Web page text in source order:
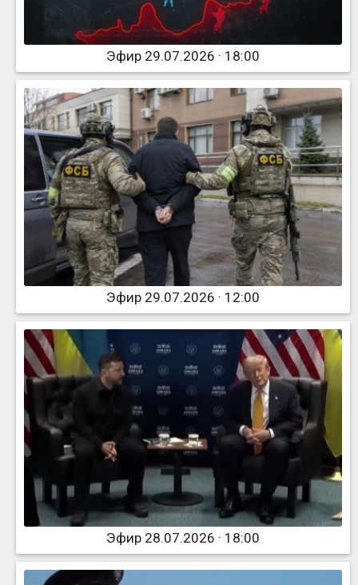
Эфир 29.07.2026 · 18:00
Эфир 29.07.2026 · 12:00
Эфир 28.07.2026 · 18:00